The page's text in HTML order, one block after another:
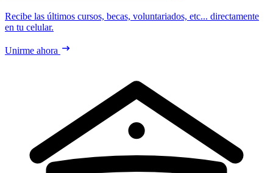
Recibe las últimos cursos, becas, voluntariados, etc... directamente
en tu celular.
Unirme ahora